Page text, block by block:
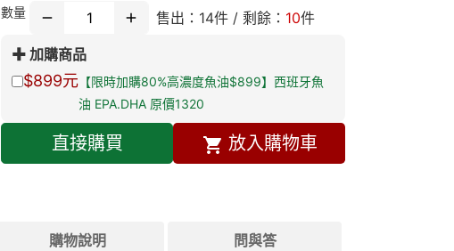
數量 售出： 14件 / 剩餘： 10件
加購商品
$899元 【限時加購80%高濃度魚油$899】西班牙魚
油 EPA.DHA 原價1320
直接購買 放入購物車
購物說明 問與答